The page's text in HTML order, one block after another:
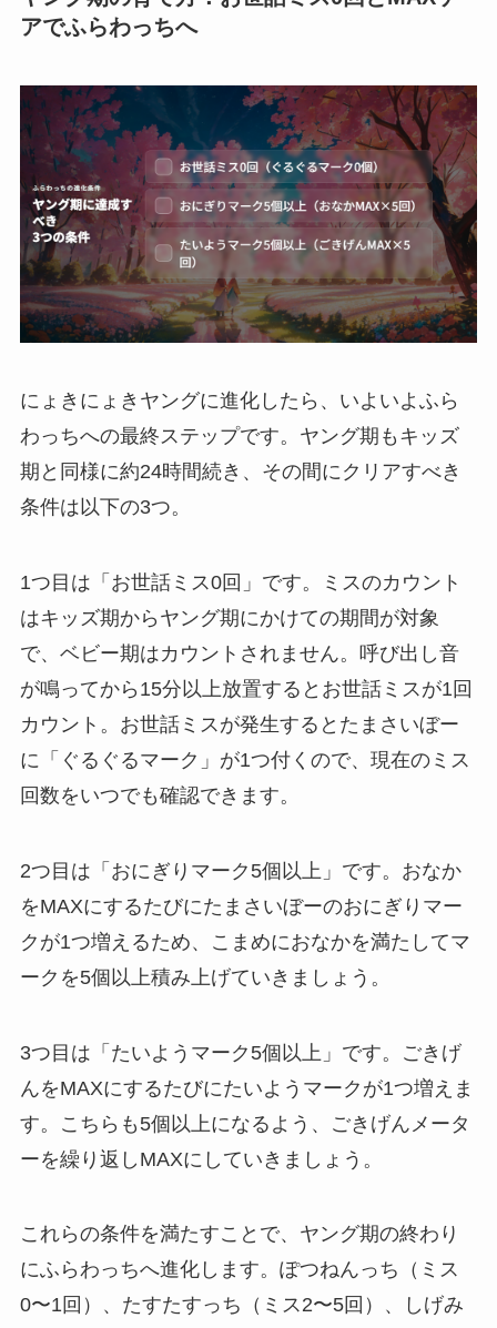
アでふらわっちへ
にょきにょきヤングに進化したら、いよいよふら
わっちへの最終ステップです。ヤング期もキッズ
期と同様に約24時間続き、その間にクリアすべき
条件は以下の3つ。
1つ目は「お世話ミス0回」です。ミスのカウント
はキッズ期からヤング期にかけての期間が対象
で、ベビー期はカウントされません。呼び出し音
が鳴ってから15分以上放置するとお世話ミスが1回
カウント。お世話ミスが発生するとたまさいぼー
に「ぐるぐるマーク」が1つ付くので、現在のミス
回数をいつでも確認できます。
2つ目は「おにぎりマーク5個以上」です。おなか
をMAXにするたびにたまさいぼーのおにぎりマー
クが1つ増えるため、こまめにおなかを満たしてマ
ークを5個以上積み上げていきましょう。
3つ目は「たいようマーク5個以上」です。ごきげ
んをMAXにするたびにたいようマークが1つ増えま
す。こちらも5個以上になるよう、ごきげんメータ
ーを繰り返しMAXにしていきましょう。
これらの条件を満たすことで、ヤング期の終わり
にふらわっちへ進化します。ぽつねんっち（ミス
0〜1回）、たすたすっち（ミス2〜5回）、しげみ